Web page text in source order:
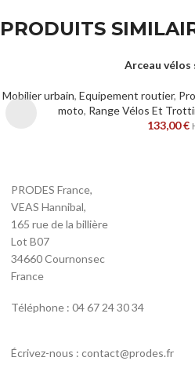
PRODUITS
Arceau vélos
Mobilier urbain, Equipement routier,
moto, Range Vélos Et
133,00€
PRODES France,
VEAS Hannibal,
165 rue de la billière
Lot B07
34660 Cournonsec
France
Téléphone : 04 67 24 30 34
Écrivez-nous : contact@prodes.fr